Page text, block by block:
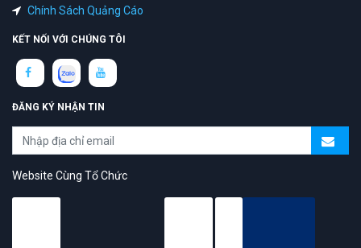
Chính Sách Quảng Cáo
KẾT NỐI VỚI CHÚNG TÔI
ĐĂNG KÝ NHẬN TIN
Website Cùng Tổ Chức